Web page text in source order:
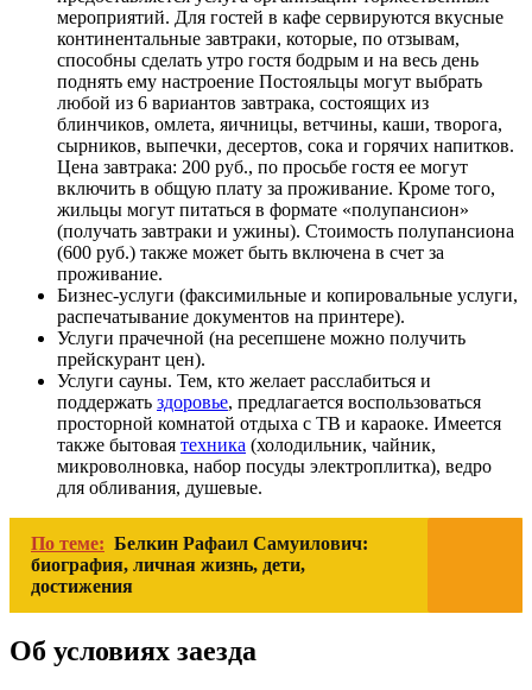
мероприятий. Для гостей в кафе сервируются вкусные
континентальные завтраки, которые, по отзывам,
способны сделать утро гостя бодрым и на весь день
поднять ему настроение Постояльцы могут выбрать
любой из 6 вариантов завтрака, состоящих из
блинчиков, омлета, яичницы, ветчины, каши, творога,
сырников, выпечки, десертов, сока и горячих напитков.
Цена завтрака: 200 руб., по просьбе гостя ее могут
включить в общую плату за проживание. Кроме того,
жильцы могут питаться в формате «полупансион»
(получать завтраки и ужины). Стоимость полупансиона
(600 руб.) также может быть включена в счет за
проживание.
Бизнес-услуги (факсимильные и копировальные услуги,
распечатывание документов на принтере).
Услуги прачечной (на ресепшене можно получить
прейскурант цен).
Услуги сауны. Тем, кто желает расслабиться и
поддержать здоровье, предлагается воспользоваться
просторной комнатой отдыха с ТВ и караоке. Имеется
также бытовая техника (холодильник, чайник,
микроволновка, набор посуды электроплитка), ведро
для обливания, душевые.
По теме: Белкин Рафаил Самуилович:
биография, личная жизнь, дети,
достижения
Об условиях заезда